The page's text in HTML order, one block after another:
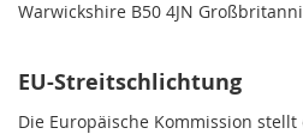
Warwickshire B50 4JN
EU-Streitschlichtung
Die Europäische Kommission